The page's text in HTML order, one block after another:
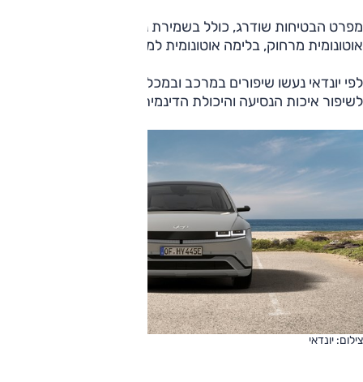
מפרט הבטיחות שודרג, כולל בשמירת נתיב הנסיעה, גם חניה
אוטונומית מרחוק, בלימה אוטונומית למניעת תאונות בחניה.
לפי יונדאי נעשו שיפורים במרכב ובמכלולי השלדה (הגה, מתלים),
לשיפור איכות הנסיעה והיכולת הדינמית.
צילום: יונדאי